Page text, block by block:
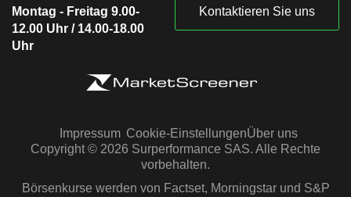
Montag - Freitag 9.00-
12.00 Uhr / 14.00-18.00
Uhr
Kontaktieren Sie uns
Impressum Cookie-EinstellungenÜber uns
Copyright © 2026 Surperformance SAS. Alle Rechte
vorbehalten.
Börsenkurse werden von Factset, Morningstar und S&P